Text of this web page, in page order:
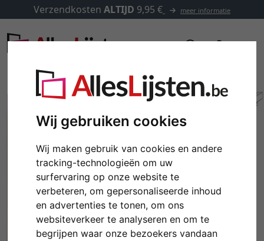
Wij gebruiken cookies
Wij maken gebruik van cookies en andere
tracking-technologieën om uw
surfervaring op onze website te
verbeteren, om gepersonaliseerde inhoud
en advertenties te tonen, om ons
websiteverkeer te analyseren en om te
begrijpen waar onze bezoekers vandaan
Verzendkosten ALTIJD 9,95 € meer informatie
Terug